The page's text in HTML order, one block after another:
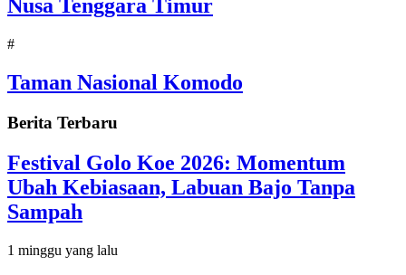
Nusa Tenggara Timur
#
Taman Nasional Komodo
Berita Terbaru
Festival Golo Koe 2026: Momentum
Ubah Kebiasaan, Labuan Bajo Tanpa
Sampah
1 minggu yang lalu